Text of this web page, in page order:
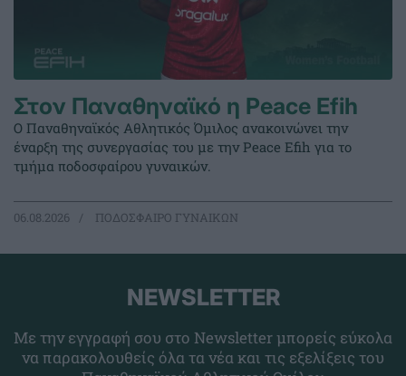
Στον Παναθηναϊκό η Peace Efih
Ο Παναθηναϊκός Αθλητικός Όμιλος ανακοινώνει την
έναρξη της συνεργασίας του με την Peace Efih για το
τμήμα ποδοσφαίρου γυναικών.
06.08.2026 ΠΟΔΟΣΦΑΙΡΟ ΓΥΝΑΙΚΩΝ
NEWSLETTER
Με την εγγραφή σου στο Newsletter μπορείς εύκολα
να παρακολουθείς όλα τα νέα και τις εξελίξεις του